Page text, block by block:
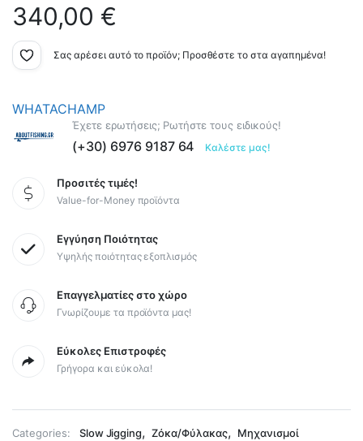
340,00 €
Σας αρέσει αυτό το προϊόν; Προσθέστε το στα αγαπημένα!
WHATACHAMP
Έχετε ερωτήσεις; Ρωτήστε τους ειδικούς!
(+30) 6976 9187 64 Καλέστε μας!
Προσιτές τιμές!
Value-for-Money προϊόντα
Εγγύηση Ποιότητας
Υψηλής ποιότητας εξοπλισμός
Επαγγελματίες στο χώρο
Γνωρίζουμε τα προϊόντα μας!
Εύκολες Επιστροφές
Γρήγορα και εύκολα!
Categories: Slow Jigging, Ζόκα/Φύλακας,
Μηχανισμοί